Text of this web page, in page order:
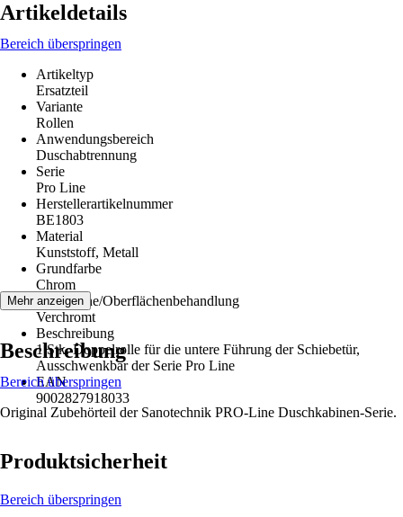
Artikeldetails
Bereich überspringen
Artikeltyp
Ersatzteil
Variante
Rollen
Anwendungsbereich
Duschabtrennung
Serie
Pro Line
Herstellerartikelnummer
BE1803
Material
Kunststoff, Metall
Grundfarbe
Chrom
Oberfläche/Oberflächenbehandlung
Verchromt
Beschreibung
1 Stk. Doppelrolle für die untere Führung der Schiebetür,
Ausschwenkbar der Serie Pro Line
EAN
9002827918033
Mehr anzeigen
Beschreibung
Bereich überspringen
Original Zubehörteil der Sanotechnik PRO-Line Duschkabinen-Serie.
Produktsicherheit
Bereich überspringen